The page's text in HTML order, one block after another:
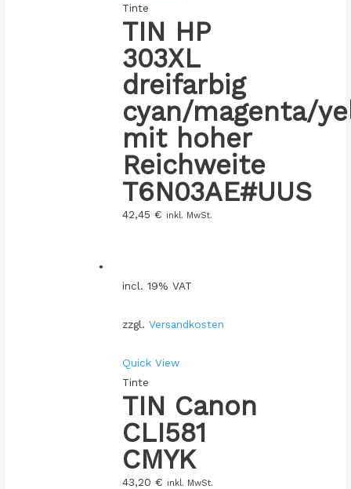
Tinte
TIN HP
303XL
dreifarbig
cyan/magenta/
mit hoher
Reichweite
T6N03AE#UUS
42,45 € inkl. MwSt.
incl. 19% VAT
zzgl. Versandkosten
Quick View
Tinte
TIN Canon
CLI581
CMYK
43,20 € inkl. MwSt.